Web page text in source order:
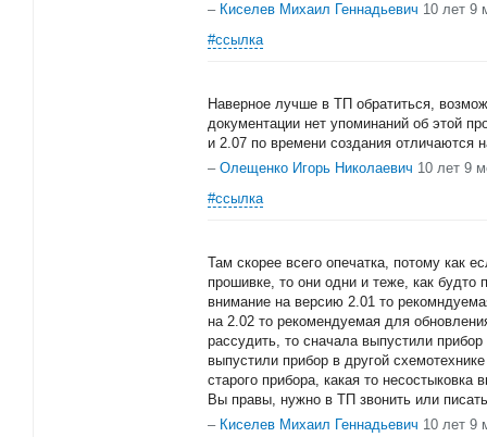
– Киселев Михаил Геннадьевич 10 лет 9
#ссылка
Наверное лучше в ТП обратиться,
документации нет упоминаний об этой
и 2.07 по времени создания отличаются
– Олещенко Игорь Николаевич 10 лет 9
#ссылка
Там скорее всего опечатка, потому как
прошивке, то они одни и теже, как будто
внимание на версию 2.01 то
на 2.02 то рекомендуемая для
рассудить, то сначала выпустили
выпустили прибор в другой
старого прибора, какая то
Вы правы, нужно в ТП звонить или
– Киселев Михаил Геннадьевич 10 лет 9